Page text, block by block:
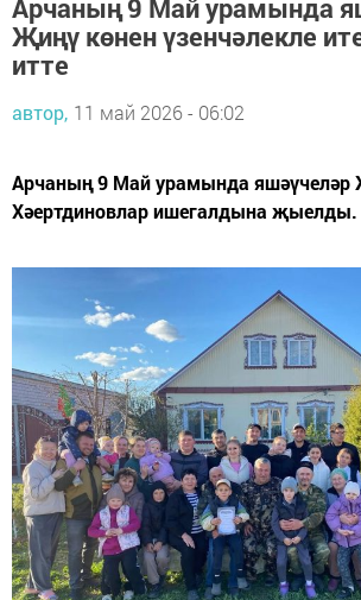
Арчаның 9 Май урамында
Җиңү көнен үзенчәлекле
итте
автор, 11 май 2026 - 06:02
Арчаның 9 Май урамында яшәүчеләр
Хәертдиновлар ишегалдына җыелды.